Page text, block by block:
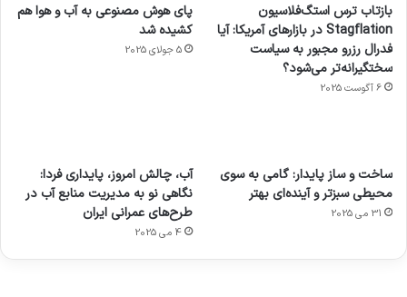
بازتاب ترس استگ‌فلاسیون
Stagflation در بازارهای آمریکا: آیا
فدرال رزرو مجبور به سیاست
سختگیرانه‌تر می‌شود؟
6 آگوست 2025
پای هوش مصنوعی به آب و هوا هم
کشیده شد
5 جولای 2025
ساخت و ساز پایدار: گامی به سوی
محیطی سبزتر و آینده‌ای بهتر
31 می 2025
آب، چالش امروز، پایداری فردا:
نگاهی نو به مدیریت منابع آب در
طرح‌های عمرانی ایران
4 می 2025
برای
کشف
توسط
ژاکت
مجازی
…
توسط
ساعت
هوشمند
با طعم
توسط
ژاکت
در
های
2023
توسط